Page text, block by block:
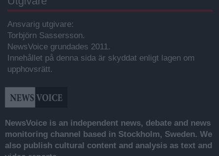
Ansvarig utgivare:
Torbjörn Sassersson.
NewsVoice grundades 2011.
Innehållet på denna sida är skyddat enligt lagen om
upphovsrätt.
NewsVoice is an independent news, debate and news
monitoring channel based in Stockholm, Sweden. We
also publish cultural content and analysis as text and